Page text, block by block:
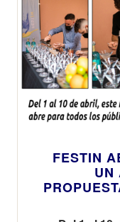
FESTIN
UN